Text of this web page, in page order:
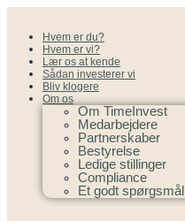
Hvem er du?
Hvem er vi?
Lær os at kende
Sådan investerer vi
Bliv klogere
Om os
Om TimeInvest
Medarbejdere
Partnerskaber
Bestyrelse
Ledige stillinger
Compliance
Et godt spørgsmål